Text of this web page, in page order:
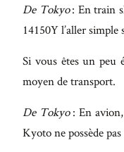
De Tokyo: En train
14150Y l’aller simple
Si vous êtes un peu
moyen de transport.
De Tokyo: En
Kyoto ne possède pas